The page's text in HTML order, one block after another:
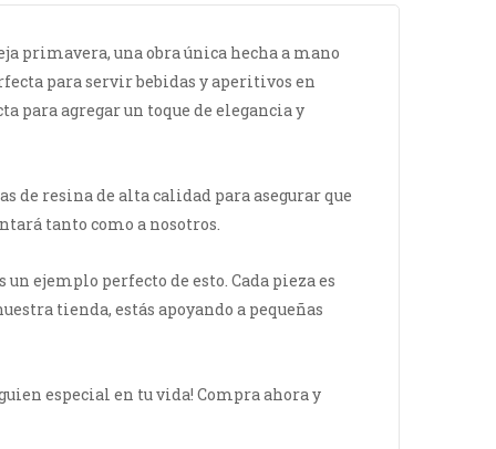
primavera, una obra única hecha a mano
para servir bebidas y aperitivos en
para agregar un toque de elegancia y
de resina de alta calidad para asegurar que
tanto como a nosotros.
ejemplo perfecto de esto. Cada pieza es
tienda, estás apoyando a pequeñas
especial en tu vida! Compra ahora y